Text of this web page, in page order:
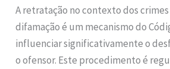
A retratação no contexto dos
difamação é um mecanismo do
influenciar significativamente o
o ofensor. Este procedimento é